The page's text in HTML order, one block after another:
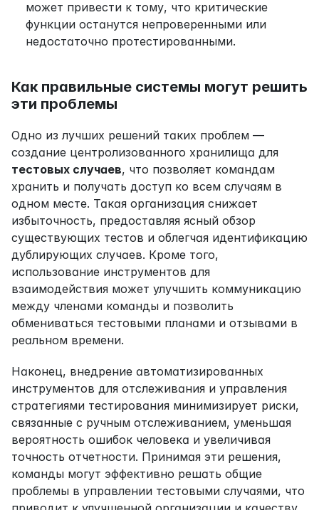
может привести к тому, что критические
функции останутся непроверенными или
недостаточно протестированными.
Как правильные системы могут решить
эти проблемы
Одно из лучших решений таких проблем —
тестовых случаев, что позволяет командам
хранить и получать доступ ко всем случаям в
одном месте. Такая организация снижает
избыточность, предоставляя ясный обзор
существующих тестов и облегчая идентификацию
дублирующих случаев. Кроме того,
использование инструментов для
взаимодействия может улучшить коммуникацию
между членами команды и позволить
обмениваться тестовыми планами и отзывами в
реальном времени.
Наконец, внедрение автоматизированных
инструментов для отслеживания и управления
стратегиями тестирования минимизирует риски,
связанные с ручным отслеживанием, уменьшая
вероятность ошибок человека и увеличивая
точность отчетности. Принимая эти решения,
команды могут эффективно решать общие
проблемы в управлении тестовыми случаями, что